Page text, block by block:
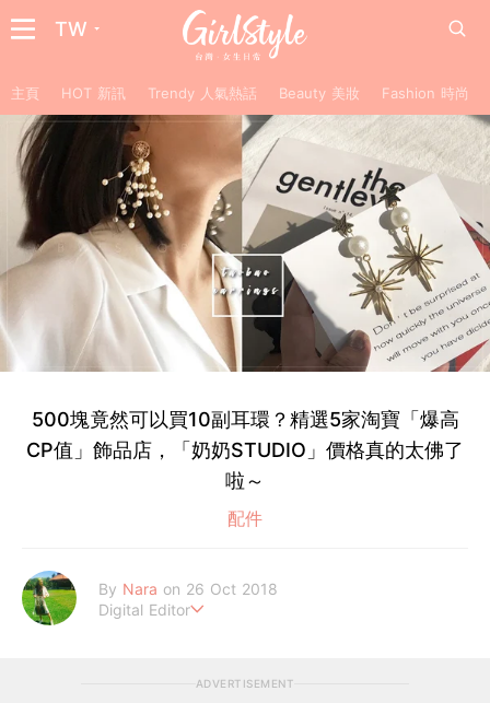
TW
主頁 HOT 新訊 Trendy 人氣熱話 Beauty 美妝 Fashion 時尚
500塊竟然可以買10副耳環？精選5家淘寶「爆高
CP值」飾品店，「奶奶STUDIO」價格真的太佛了
啦～
配件
By Nara on 26 Oct 2018
Digital Editor
ADVERTISEMENT